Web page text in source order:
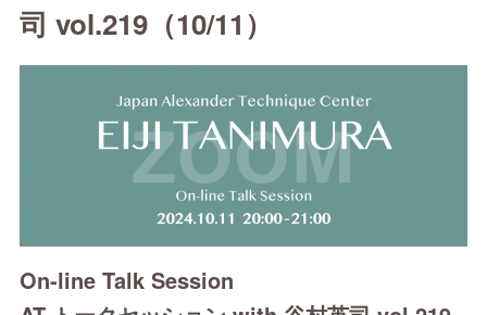
司 vol.219（10/11）
On-line Talk Session